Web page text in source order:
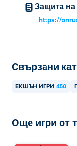
Защита
https://
Свързани
ЕКШЪН ИГРИ 450
Още игри от